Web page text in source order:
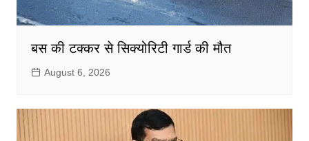
बस की टक्कर से सिक्योरिटी गार्ड की मौत
August 6, 2026